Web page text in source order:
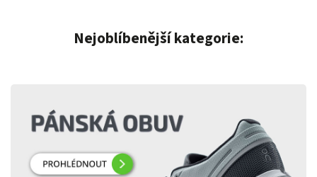
Nejoblíbenější kategorie: